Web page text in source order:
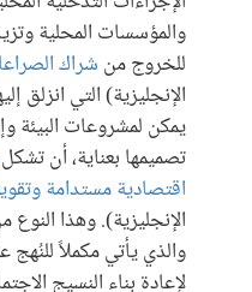
والمؤسسات المحلية
للخروج من شراك
الإنجليزية) التي انزلق
يمكن لمشروعات البيئة
تصميمها بعناية، أن تشكل
اقتصادية مستدامة
الإنجليزية). وهذا النوع
والذي يأتي مكملاً للنُهج
لإعادة بناء النسيج